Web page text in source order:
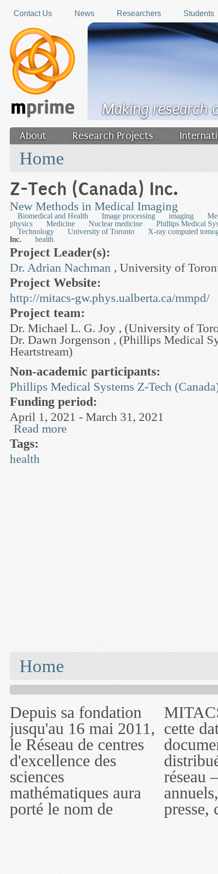
Contact Us
News Researchers Students
Making research
About Research Projects
Filler
Home
Z-Tech (Canada) Inc.
New Methods in Medical Imaging
Biomedical and Health Image processing imaging
physics
Medicine Nuclear medicine
Phillips Medical
Technology
University of Toronto
X-ray computed
Inc.
health
Project Leader(s):
Dr. Adrian Nachman , University of
Project Website:
http://mitacs-gw.phys.ualberta.ca/mmpd/
Project team:
Dr. Michael L. G. Joy , (University of
Dr. Dawn Jorgenson , (Phillips Medical
Heartstream)
Non-academic participants:
Phillips Medical Systems Z-Tech
Funding period:
April 1, 2021 - March 31, 2021
Read more
Tags:
health
Home
Depuis sa fondation
jusqu'au 16 mai 2011,
le Réseau de centres
d'excellence des
sciences
mathématiques aura
porté le nom de
MITACS inc. Jusqu'à
cette date, les
documents publiés ou
distribués par ce
réseau — rapports
annuels, coupures de
presse, communiqués
— l'auront désigné
sous le nom de
MITACS inc. À
compter du 16 mai
2011, toutefois, le
réseau portera le nom